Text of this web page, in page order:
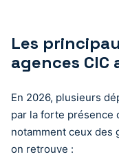
Les
agences
En 2026, plusieurs
par la forte présence
notamment ceux des
on retrouve :